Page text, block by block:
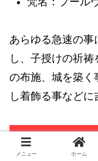
あらゆる急速の事
し、子授けの祈
の布施、城を築く
し着飾る事などに
1920年9月21
メニュー ホーム